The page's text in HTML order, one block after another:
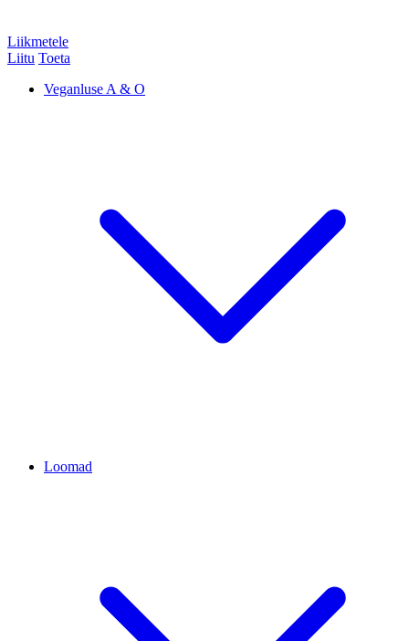
Liikmetele
Liitu Toeta
Veganluse A & O
Loomad